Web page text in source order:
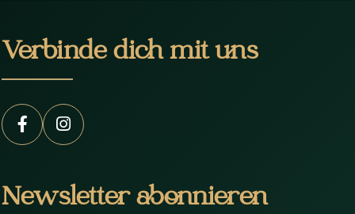
Verbinde dich mit uns
Newsletter abonnieren